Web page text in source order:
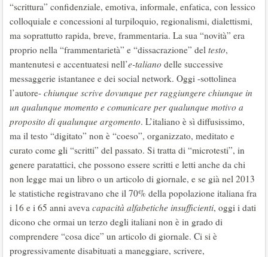
“scrittura” confidenziale, emotiva, informale, enfatica, con lessico
colloquiale e concessioni al turpiloquio, regionalismi, dialettismi,
ma soprattutto rapida, breve, frammentaria. La sua “novità” era
proprio nella “frammentarietà” e “dissacrazione” del testo,
mantenutesi e accentuatesi nell’e-taliano delle successive
messaggerie istantanee e dei social network. Oggi -sottolinea
l’autore- chiunque scrive dovunque per raggiungere chiunque in
un qualunque momento e comunicare per qualunque motivo a
proposito di qualunque argomento. L’italiano è sì diffusissimo,
ma il testo “digitato” non è “coeso”, organizzato, meditato e
curato come gli “scritti” del passato. Si tratta di “microtesti”, in
genere paratattici, che possono essere scritti e letti anche da chi
non legge mai un libro o un articolo di giornale, e se già nel 2013
le statistiche registravano che il 70% della popolazione italiana fra
i 16 e i 65 anni aveva capacità alfabetiche insufficienti, oggi i dati
dicono che ormai un terzo degli italiani non è in grado di
comprendere “cosa dice” un articolo di giornale. Ci si è
progressivamente disabituati a maneggiare, scrivere,